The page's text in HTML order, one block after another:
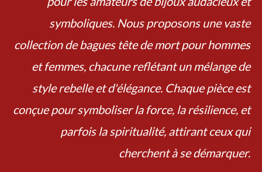
symboliques. Nous proposons une vaste
collection de bagues tête de mort pour hommes
et femmes, chacune reflétant un mélange de
style rebelle et d'élégance. Chaque pièce est
conçue pour symboliser la force, la résilience, et
parfois la spiritualité, attirant ceux qui
cherchent à se démarquer.